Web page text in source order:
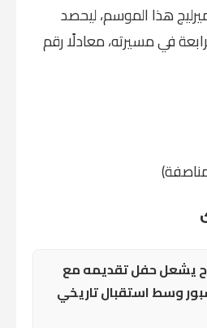
هذا الموسم، ليحصد
في مسيرته، معادلًا رقم
يشعل حفل تقديمه مع
وسط استقبال تاريخي